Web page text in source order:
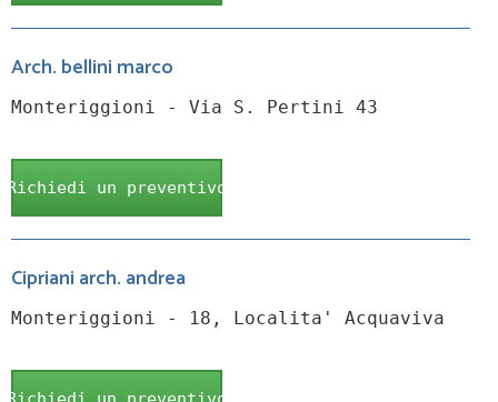
Arch. bellini marco
Monteriggioni - Via S. Pertini 43
Richiedi un preventivo
Cipriani arch. andrea
Monteriggioni - 18, Localita' Acquaviva